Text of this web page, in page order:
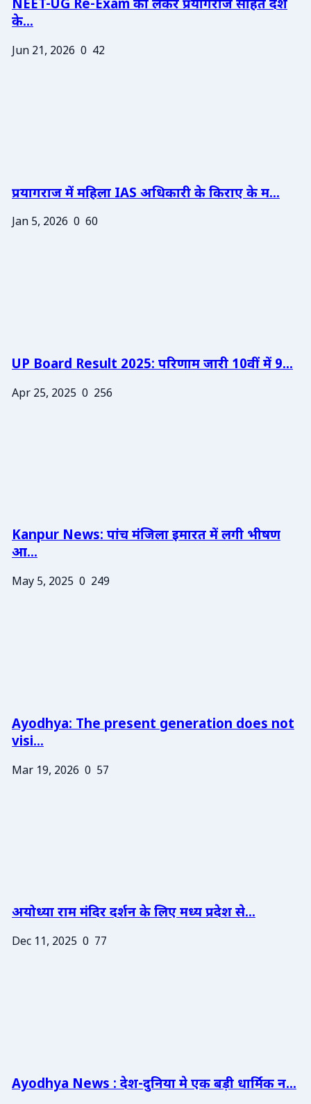
NEET-UG Re-Exam को लेकर प्रयागराज सहित देश
के...
Jun 21, 2026 0 42
प्रयागराज में महिला IAS अधिकारी के किराए के म...
Jan 5, 2026 0 60
UP Board Result 2025: परिणाम जारी 10वीं में 9...
Apr 25, 2025 0 256
Kanpur News: पांच मंजिला इमारत में लगी भीषण
आ...
May 5, 2025 0 249
Ayodhya: The present generation does not
visi...
Mar 19, 2026 0 57
अयोध्या राम मंदिर दर्शन के लिए मध्य प्रदेश से...
Dec 11, 2025 0 77
Ayodhya News : देश-दुनिया मे एक बड़ी धार्मिक न...